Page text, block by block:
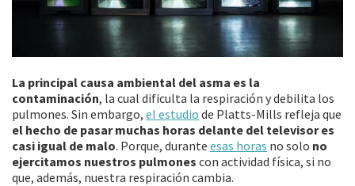
La principal causa ambiental del asma es la
contaminación, la cual dificulta la respiración y debilita los
pulmones. Sin embargo, el estudio de Platts-Mills refleja que
el hecho de pasar muchas horas delante del televisor es
casi igual de malo. Porque, durante esas horas no solo no
ejercitamos nuestros pulmones con actividad física, si no
que, además, nuestra respiración cambia.